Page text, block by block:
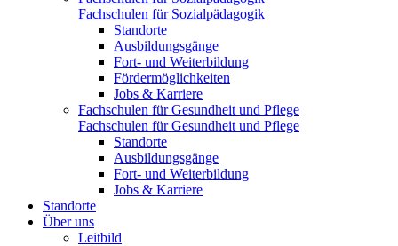
Fachschulen für Sozialpädagogik
Standorte
Ausbildungsgänge
Fort- und Weiterbildung
Fördermöglichkeiten
Jobs & Karriere
Fachschulen für Gesundheit und Pflege
Fachschulen für Gesundheit und Pflege
Standorte
Ausbildungsgänge
Fort- und Weiterbildung
Jobs & Karriere
Standorte
Über uns
Leitbild